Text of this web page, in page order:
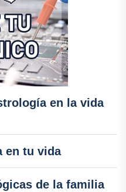
en la vida
en tu vida
de la familia